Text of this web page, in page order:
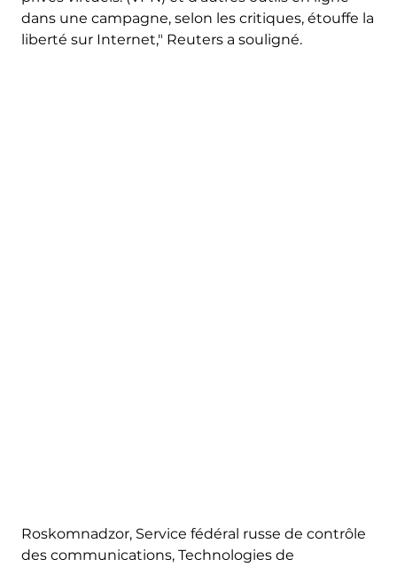
dans une campagne, selon les critiques, étouffe la
liberté sur Internet," Reuters a souligné.
Roskomnadzor, Service fédéral russe de contrôle
des communications, Technologies de